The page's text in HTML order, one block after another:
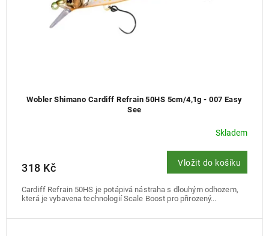
Wobler Shimano Cardiff Refrain 50HS 5cm/4,1g - 007 Easy
See
Skladem
318 Kč Vložit do košíku
Cardiff Refrain 50HS je potápivá nástraha s dlouhým odhozem,
která je vybavena technologií Scale Boost pro přirozený...